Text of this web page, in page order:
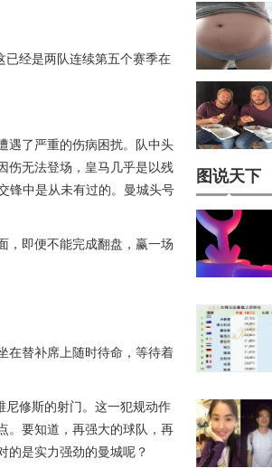
经是两队连续第五个赛季在
遇了严重的伤病困扰。队中头
伤无法登场，皇马几乎是以残
锋中是从未有过的。曼城头号
，即便不能完成翻盘，赢一场
在替补席上随时待命，等待着
尼修斯的射门。这一犯规动作
。要知道，再强大的球队，再
的是实力强劲的曼城呢？
图说天下